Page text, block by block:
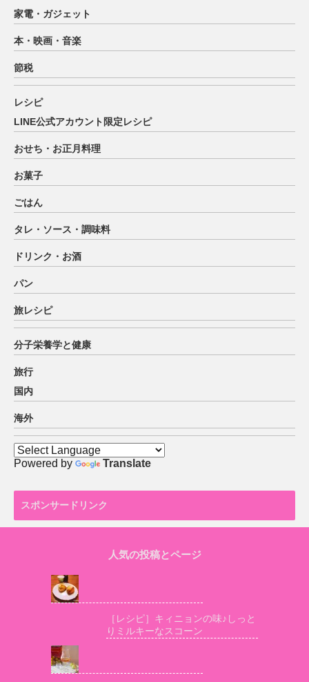
家電・ガジェット
本・映画・音楽
節税
レシピ
LINE公式アカウント限定レシピ
おせち・お正月料理
お菓子
ごはん
タレ・ソース・調味料
ドリンク・お酒
パン
旅レシピ
分子栄養学と健康
旅行
国内
海外
Powered by Translate
スポンサードリンク
人気の投稿とページ
［レシピ］キィニョンの味♪しっと
りミルキーなスコーン